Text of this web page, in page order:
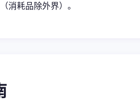
消耗品除外界）。